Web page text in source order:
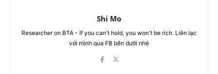
Shi Mo
Researcher on BTA - If you can't hold, you won't be rich. Liên lạc
với mình qua FB bên dưới nhé